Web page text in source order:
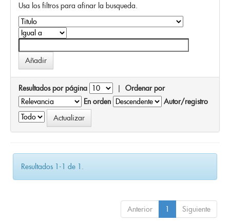
Usa los filtros para afinar la busqueda.
Resultados por página | Ordenar por
En orden
Autor/registro
Resultados 1-1 de 1.
Anterior 1 Siguiente